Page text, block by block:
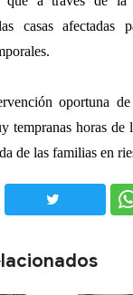
casas afectadas
oportuna
tempranas horas de
de las familias en